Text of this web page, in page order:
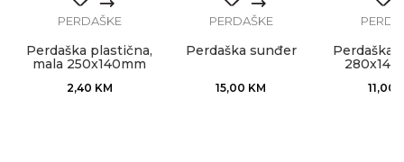
PERDAŠKE
Perdaška plastična,
mala 250x140mm
2,40 KM
PERDAŠKE
Perdaška sunđer
15,00 KM
Perdaška
11,00